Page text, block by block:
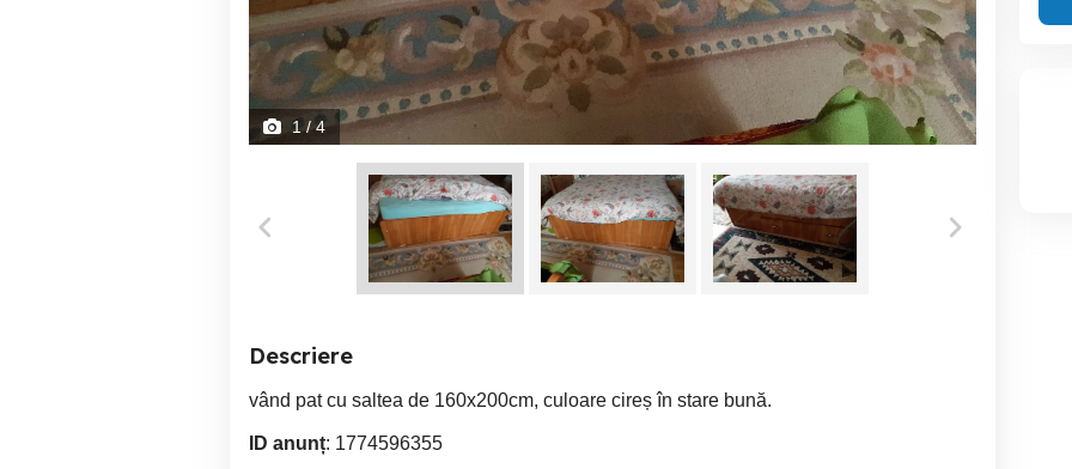
1/ 4
Descriere
vând pat cu saltea de 160x200cm, culoare cireș în stare bună.
ID anunț: 1774596355